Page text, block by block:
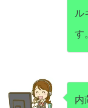
ル
す
内